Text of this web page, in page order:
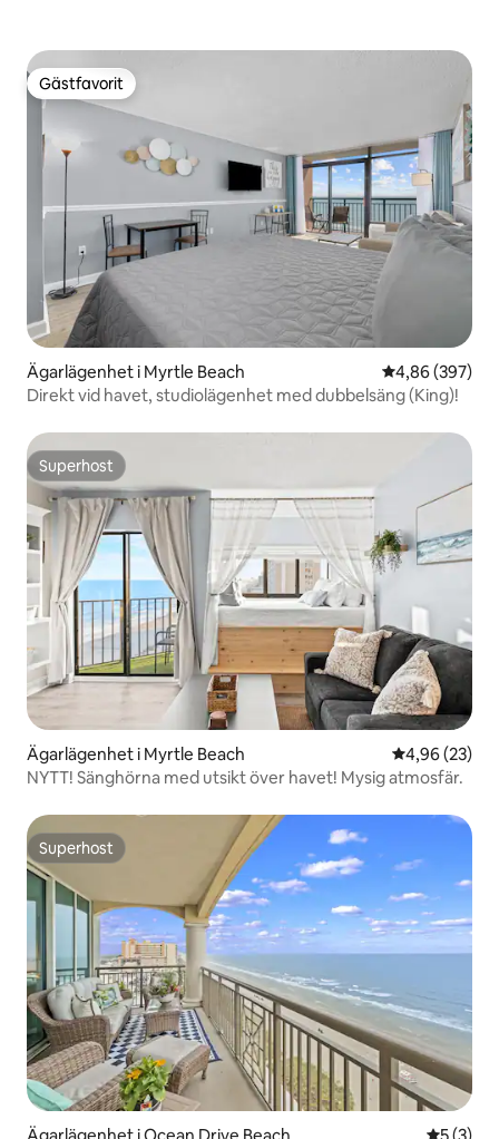
Gästfavorit
Gästfavorit
Ägarlägenhet i Myrtle Beach 4,86 av 5 i
4,86 (397)
Direkt vid havet, studiolägenhet med dubbelsäng (King)!
Superhost
Superhost
Ägarlägenhet i Myrtle Beach 4,96 av 5 i
4,96 (23)
NYTT! Sänghörna med utsikt över havet! Mysig atmosfär.
Superhost
Superhost